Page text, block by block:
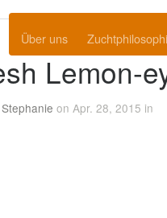
Über uns
Lemon-
Stephanie on Apr. 28, 2015 in